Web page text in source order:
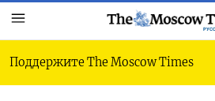
Поддержите The Moscow Times